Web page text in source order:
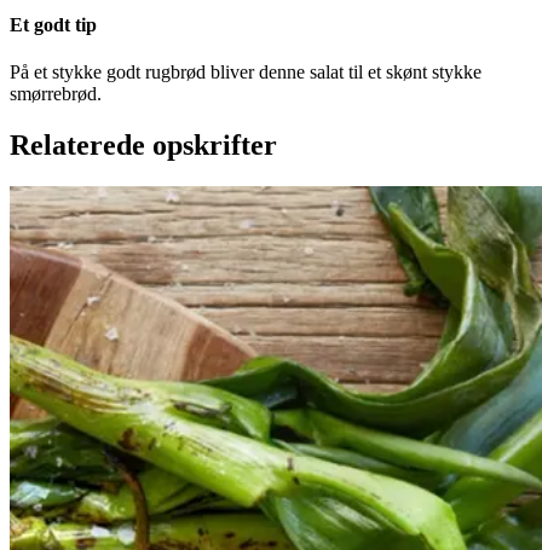
Et godt tip
På et stykke godt rugbrød bliver denne salat til et skønt stykke
smørrebrød.
Relaterede opskrifter
CatalanskCatalansk
bønnesalatbønnesala
t medmed
grilledegrillede
grøntsagergrøntsage
r ogog salbitxada-
saucesalbitxada-
sauce